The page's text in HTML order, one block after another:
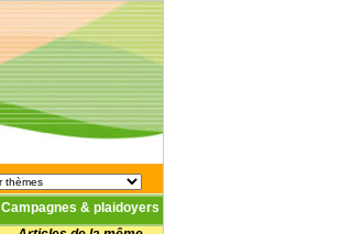
Campagnes & plaidoyers